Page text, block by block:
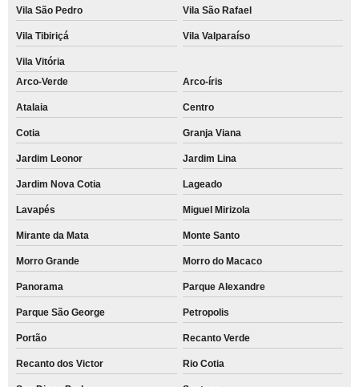
Vila São Pedro Vila São Rafael
Vila Tibiriçá Vila Valparaíso
Vila Vitória
Arco-Verde
Arco-íris
Atalaia Centro
Cotia Granja Viana
Jardim Leonor Jardim Lina
Jardim Nova Cotia Lageado
Lavapés Miguel Mirizola
Mirante da Mata Monte Santo
Morro Grande Morro do Macaco
Panorama Parque Alexandre
Parque São George Petropolis
Portão Recanto Verde
Recanto dos Victor Rio Cotia